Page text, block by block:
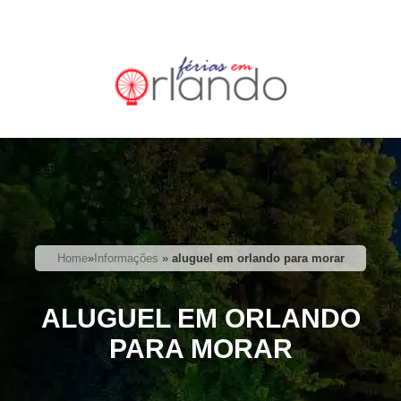
Home»Informações » aluguel em orlando para morar
ALUGUEL EM ORLANDO
PARA MORAR